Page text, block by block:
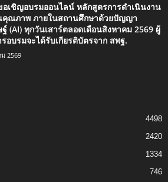
อเชิญอบรมออนไลน์ หลักสูตรการดำเนินงาน
คุณภาพ ภายในสถานศึกษาด้วยปัญญา
(AI) ทุกวันเสาร์ตลอดเดือนสิงหาคม 2569 ผู้
อบรมจะได้รับเกียรติบัตรจาก สพฐ.
2569
4498
2420
1334
746